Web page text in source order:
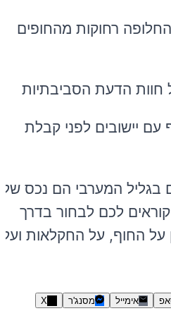
רחוקות מהחופים
חוות הדעת הסביבתיות
עם יישובים לפני קבלת
בגליל המערבי הם נכס של
לכם לבחור בדרך
על החוף, על החקלאות ועל
אימייל מסנג'ר X